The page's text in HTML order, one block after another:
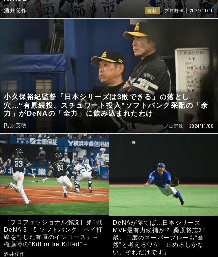
酒井俊作 有料 プロ野球 2024/11/10
小久保裕紀監督「日本シリーズは3敗できる」の落とし
穴…“有原続投、スチュワート投入”ソフトバンク采配の「余
力」がDeNAの「全力」に飲み込まれたわけ
氏原英明 プロ野球 2024/11/08
［プロフェッショナル解説］第1戦
DeNA 3－5 ソフトバンク「ベイ打
線を封じた有原のインコース」～
権藤博の“Kill or be Killed”～
酒井俊作
DeNAが勝てば…日本シリーズ
MVP最有力候補か？ 桑原将志31
歳、二度のスーパープレーも“当
然”と考えるワケ「止めるしかな
い、それだけです」